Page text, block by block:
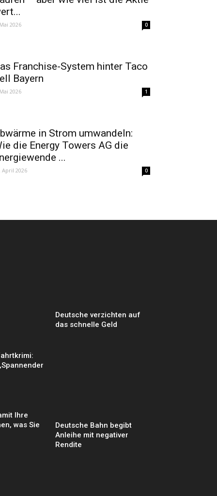
2026 0
Franchise-System hinter Taco
Bayern
2026 1
in Strom umwandeln:
die Energy Towers AG die
...
April 2026 0
Deutsche verzichten auf
das schnelle Geld
Ihre
was Sie
Deutsche Bahn begibt
Anleihe mit negativer
Rendite